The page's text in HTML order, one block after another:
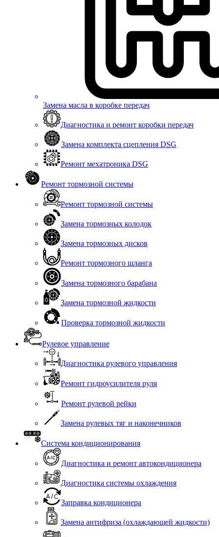
Замена масла в коробке передач
Диагностика и ремонт коробки передач
Замена комплекта сцепления DSG
Ремонт мехатроника DSG
Ремонт тормозной системы
Ремонт тормозной системы
Замена тормозных колодок
Замена тормозных дисков
Ремонт тормозного шланга
Замена тормозного барабана
Замена тормозной жидкости
Проверка тормозной жидкости
Рулевое управление
Диагностика рулевого управления
Ремонт гидроусилителя руля
Ремонт рулевой рейки
Замена рулевых тяг и наконечников
Система кондиционирования
Диагностика и ремонт автокондиционера
Диагностика системы охлаждения
Заправка кондиционера
Замена антифриза (охлаждающей жидкости)